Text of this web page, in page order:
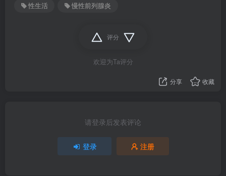
性生活 慢性前列腺炎
评分
欢迎为Ta评分
分享 收藏
请登录后发表评论
登录 注册